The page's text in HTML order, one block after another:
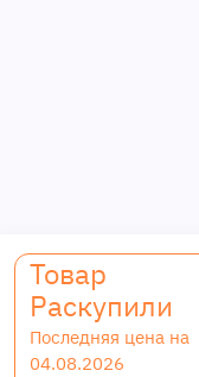
Товар
Раскупили
Последняя цена на
04.08.2026